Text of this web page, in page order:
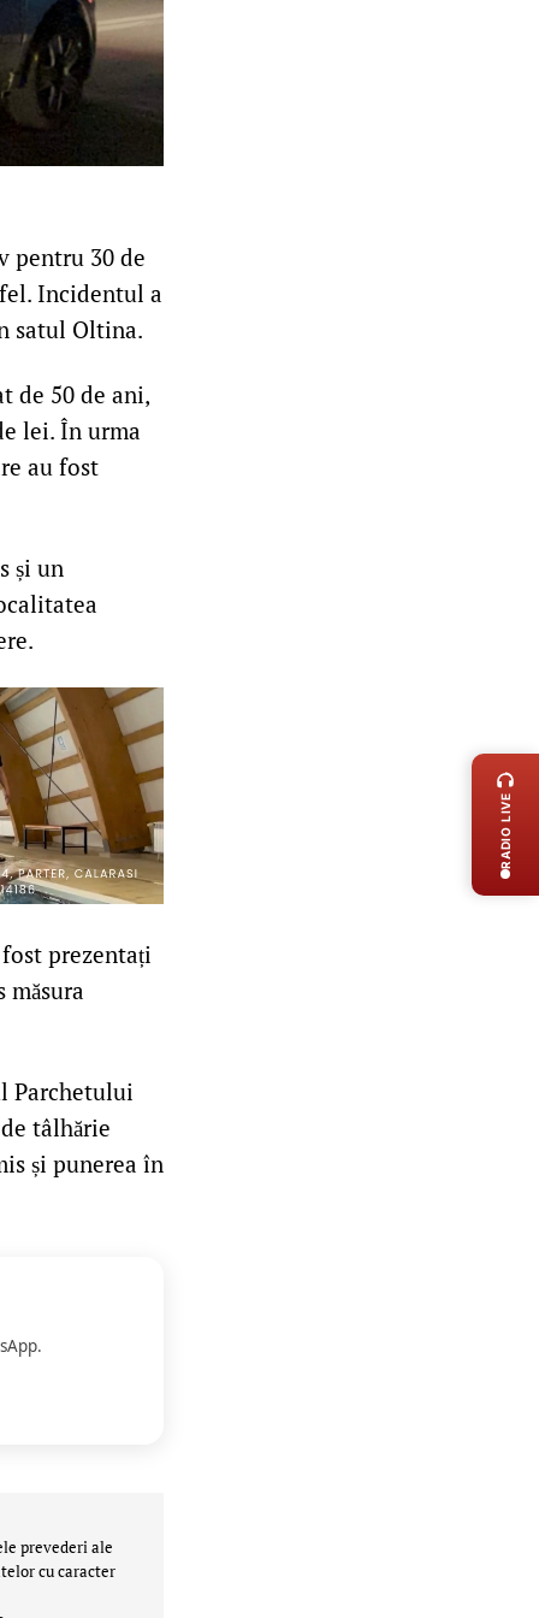
pentru 30 de
Incidentul a
satul Oltina.
de 50 de ani,
lei. În urma
au fost
și un
prezentați
măsura
Parchetului
tâlhărie
și punerea în
prevederi ale
cu caracter
RADIO LIVE